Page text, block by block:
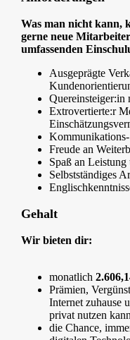
Was man nicht kann,
gerne neue
umfassenden
Ausgeprägte
Quereinsteiger:in
Extrovertierte:r
Freude an
Spaß an
Selbstständiges
Gehalt
Wir bieten dir:
monatlich
Prämien,
Internet zuhause
privat nutzen
die Chance,